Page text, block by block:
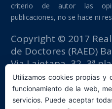
criterio de autor las
publicaciones, no se hace ni
Copyright © 2017
de Doctores (RAED)
Via Laietana, 32, 3ª
Edificio Fomento del
08003 Barcelona
tlf: +34 93 667 40 54
Utilizamos cookies propias y
funcionamiento de la web,
servicios. Puede aceptar